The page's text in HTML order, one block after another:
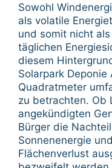
Sowohl
als volatile
und somit nicht
täglichen
diesem
Solarpark
Quadratmeter
zu betrachten. Ob
angekündigten
Bürger die
Sonnenenergie
Flächenverlust